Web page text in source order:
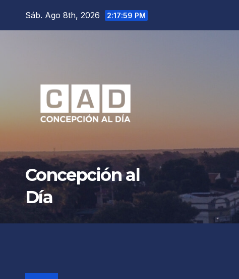
Sáb. Ago 8th, 2026 2:18:00 PM
Concepción al
Día